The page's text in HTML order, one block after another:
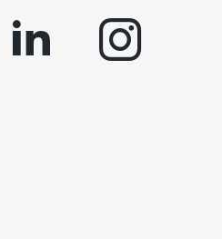
linkedin instagram